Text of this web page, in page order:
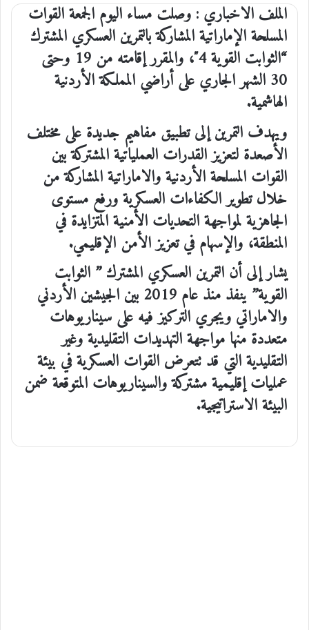
الملف الاخباري : وصلت مساء اليوم الجمعة القوات
المسلحة الإماراتية المشاركة بالتمرين العسكري المشترك
“الثوابت القوية 4″، والمقرر إقامته من 19 وحتى
30 الشهر الجاري على أراضي المملكة الأردنية
الهاشمية.
ويهدف التمرين إلى تطبيق مفاهيم جديدة على مختلف
الأصعدة لتعزيز القدرات العملياتية المشتركة بين
القوات المسلحة الأردنية والاماراتية المشاركة من
خلال تطوير الكفاءات العسكرية ورفع مستوى
الجاهزية لمواجهة التحديات الأمنية المتزايدة في
المنطقة، والإسهام في تعزيز الأمن الإقليمي.
يشار إلى أن التمرين العسكري المشترك ” الثوابت
القوية” ينفذ منذ عام 2019 بين الجيشين الأردني
والاماراتي ويجري التركيز فيه على سيناريوهات
متعددة منها مواجهة التهديدات التقليدية وغير
التقليدية التي قد تتعرض القوات العسكرية في بيئة
عمليات إقليمية مشتركة والسيناريوهات المتوقعة ضمن
البيئة الاستراتيجية.